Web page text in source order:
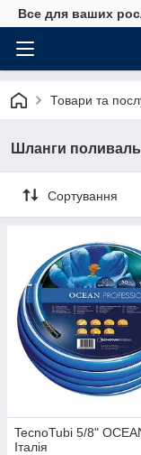
Все для ваших
Товари та
Шланги
Сортування
TecnoTubi 5/8"
Італія